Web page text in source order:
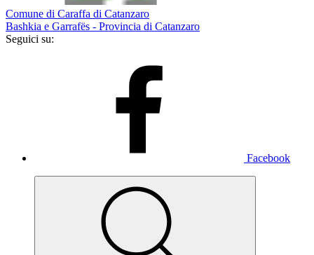
Comune di Caraffa di Catanzaro
Bashkia e Garrafës - Provincia di Catanzaro
Seguici su:
Facebook